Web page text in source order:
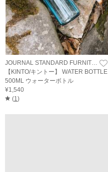
【KINTO/キントー】 WATER BOTTLE
500ML ウォーターボトル
¥1,540
(1 )